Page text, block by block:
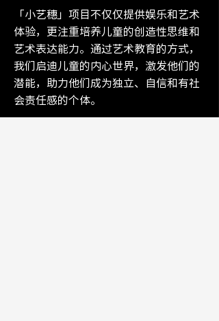
「小艺穗」项目不仅仅提供娱乐和艺术
体验，更注重培养儿童的创造性思维和
艺术表达能力。通过艺术教育的方式，
我们启迪儿童的内心世界，激发他们的
潜能，助力他们成为独立、自信和有社
会责任感的个体。